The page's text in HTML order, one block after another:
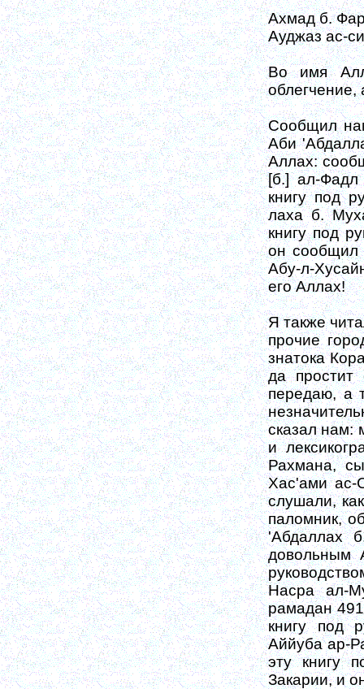
Ахмад б.
Ауджаз ас-
Во имя
облегчение,
Сообщил
Аби
Аллах:
[б.] ал-Фадл
книгу под
лаха б.
книгу под
он сообщил
Абу-л-
его Аллах!
Я также
прочие
знатока
да
передаю, а
сказал нам:
и
Рахмана,
Хас'ами ас-
слушали,
паломник,
'Абдаллах
довольным
Насра ал-
рамадан
книгу под
Аййуба ар-
эту книгу
Закарии, и